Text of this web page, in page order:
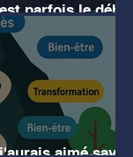
parfois le début
» (témoignage)
aimé savoir